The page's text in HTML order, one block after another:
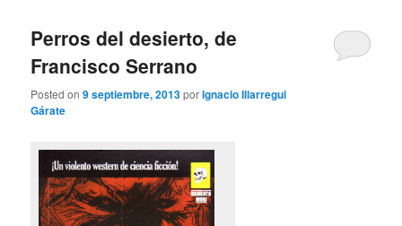
Perros del desierto, de
Francisco Serrano
Posted on9 septiembre, 2013porIgnacio Illarregui
Gárate